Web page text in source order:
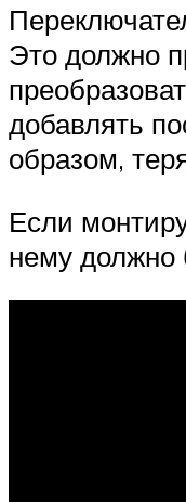
Это должно
добавлять
образом,
Если
нему должно